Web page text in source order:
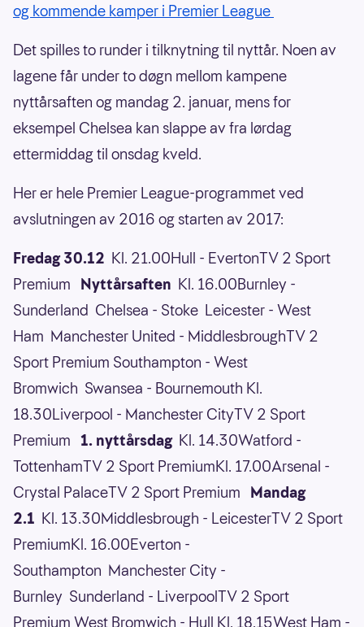
og kommende kamper i Premier League
Det spilles to runder i tilknytning til nyttår. Noen av
lagene får under to døgn mellom kampene
nyttårsaften og mandag 2. januar, mens for
eksempel Chelsea kan slappe av fra lørdag
ettermiddag til onsdag kveld.
Her er hele Premier League-programmet ved
avslutningen av 2016 og starten av 2017:
Fredag 30.12 Kl. 21.00Hull - EvertonTV 2 Sport
Premium Nyttårsaften Kl. 16.00Burnley -
Sunderland Chelsea - Stoke Leicester - West
Ham Manchester United - MiddlesbroughTV 2
Sport Premium Southampton - West
Bromwich Swansea - Bournemouth Kl.
18.30Liverpool - Manchester CityTV 2 Sport
Premium 1. nyttårsdagKl. 14.30Watford -
TottenhamTV 2 Sport PremiumKl. 17.00Arsenal -
Crystal PalaceTV 2 Sport Premium Mandag
2.1 Kl. 13.30Middlesbrough - LeicesterTV 2 Sport
PremiumKl. 16.00Everton -
Southampton Manchester City -
Burnley Sunderland - LiverpoolTV 2 Sport
Premium West Bromwich - Hull Kl. 18.15West Ham -